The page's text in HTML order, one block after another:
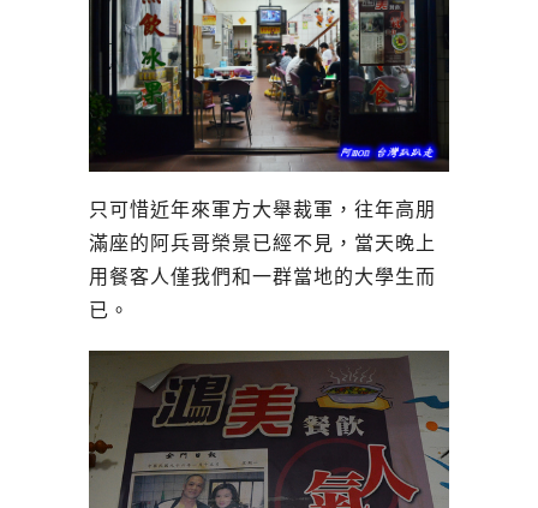
只可惜近年來軍方大舉裁軍，往年高朋
滿座的阿兵哥榮景已經不見，當天晚上
用餐客人僅我們和一群當地的大學生而
已。